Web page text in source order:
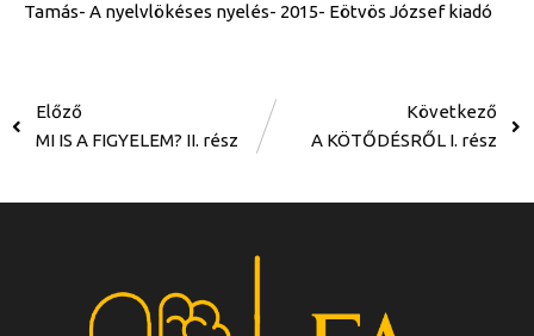
Tamás- A nyelvlökéses nyelés- 2015- Eötvös József kiadó
Előző
MI IS A FIGYELEM? II. rész
Következő
A KÖTŐDÉSRŐL​ I. rész